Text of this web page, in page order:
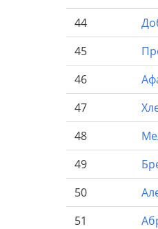
44
45
46
47
48
49
50
51